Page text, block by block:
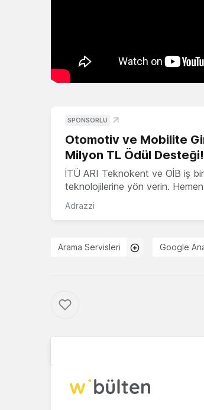
SPONSORLU
Otomotiv ve Mobilite
Milyon TL Ödül Desteği!
İTÜ ARI Teknokent ve OİB iş
teknolojilerine yön verin.
Adrazzi
Arama Servisleri Google